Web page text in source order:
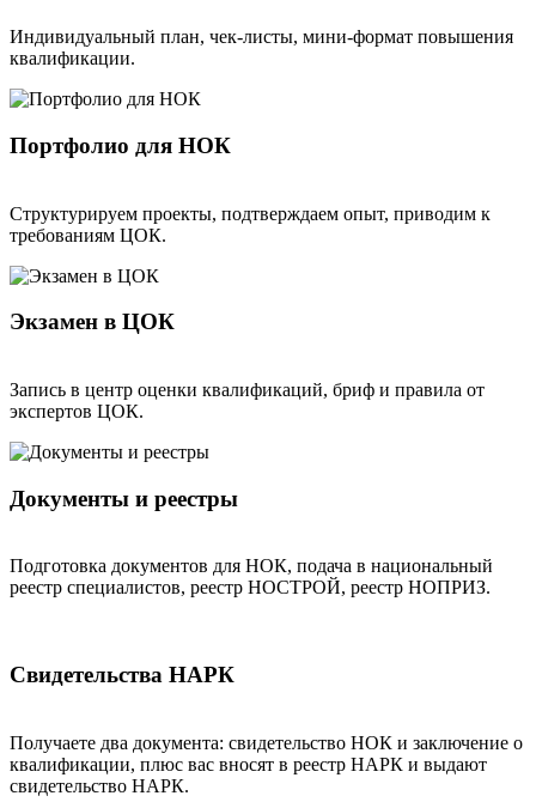
Индивидуальный план, чек-листы, мини-формат повышения
квалификации.
Портфолио для НОК
Структурируем проекты, подтверждаем опыт, приводим к
требованиям ЦОК.
Экзамен в ЦОК
Запись в центр оценки квалификаций, бриф и правила от
экспертов ЦОК.
Документы и реестры
Подготовка документов для НОК, подача в национальный
реестр специалистов, реестр НОСТРОЙ, реестр НОПРИЗ.
Свидетельства НАРК
Получаете два документа: свидетельство НОК и заключение о
квалификации, плюс вас вносят в реестр НАРК и выдают
свидетельство НАРК.